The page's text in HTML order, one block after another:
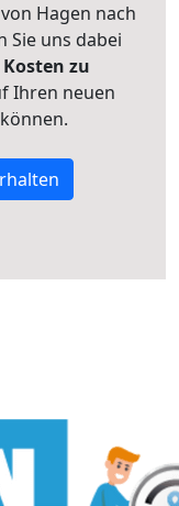
Hagen nach
Sie uns dabei
zu
Ihren neuen